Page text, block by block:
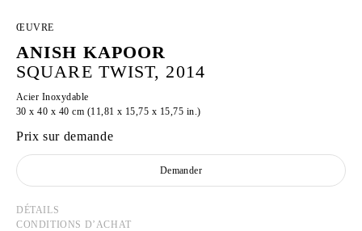
ŒUVRE
ANISH KAPOOR
SQUARE TWIST, 2014
Acier Inoxydable
30 x 40 x 40 cm (11,81 x 15,75 x 15,75 in.)
Prix sur demande
Demander
DÉTAILS
CONDITIONS D’ACHAT